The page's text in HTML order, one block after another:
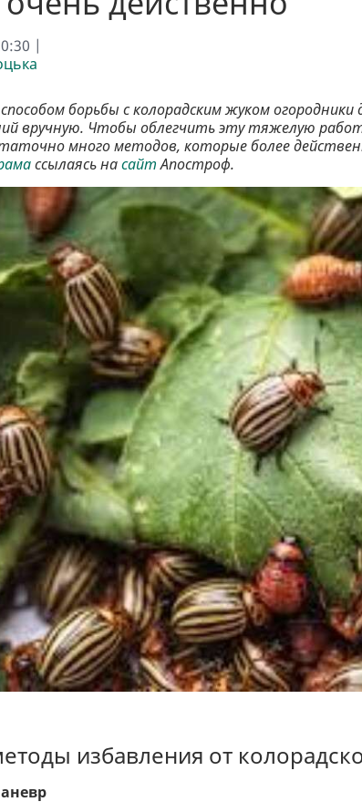
|
борьбы с колорадским жуком
вручную. Чтобы облегчить эту тяжелую
много методов, которые более
ссылаясь насайтАпостроф.
избавления от